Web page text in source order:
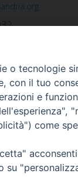
o tecnologie
con il tuo
e
come
su